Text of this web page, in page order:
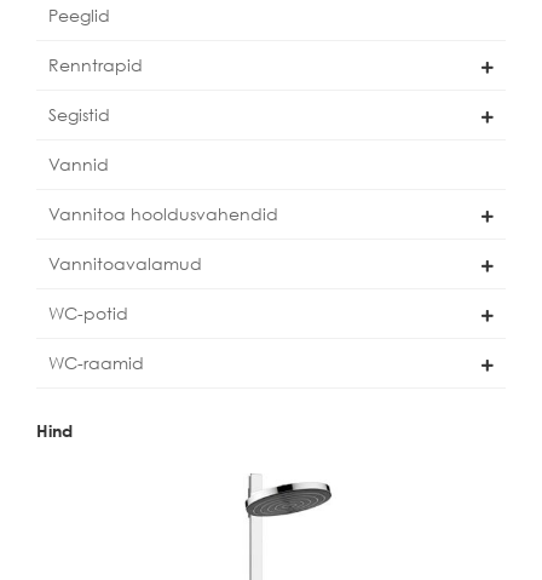
Peeglid
Renntrapid
Segistid
Vannid
Vannitoa hooldusvahendid
Vannitoavalamud
WC-potid
WC-raamid
Hind